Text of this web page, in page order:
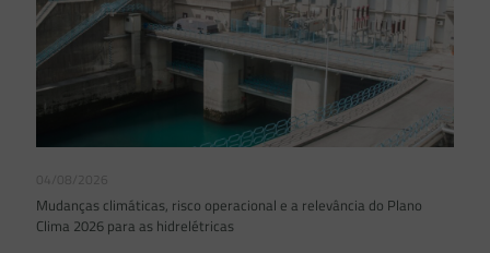
04/08/2026
Mudanças climáticas, risco operacional e a relevância do Plano
Clima 2026 para as hidrelétricas